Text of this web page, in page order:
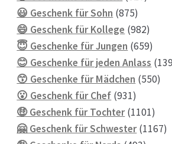
😃 Geschenk für Sohn 875875
Produkte
😄 Geschenk für Kollege 982982
😇 Geschenke für Jungen 659659
😊 Geschenke für jeden Anlass
😙 Geschenke für Mädchen 550550
😮 Geschenk für Chef 931931
Produkte
🤑 Geschenk für Tochter 11011101
🤗 Geschenk für Schwester 1167